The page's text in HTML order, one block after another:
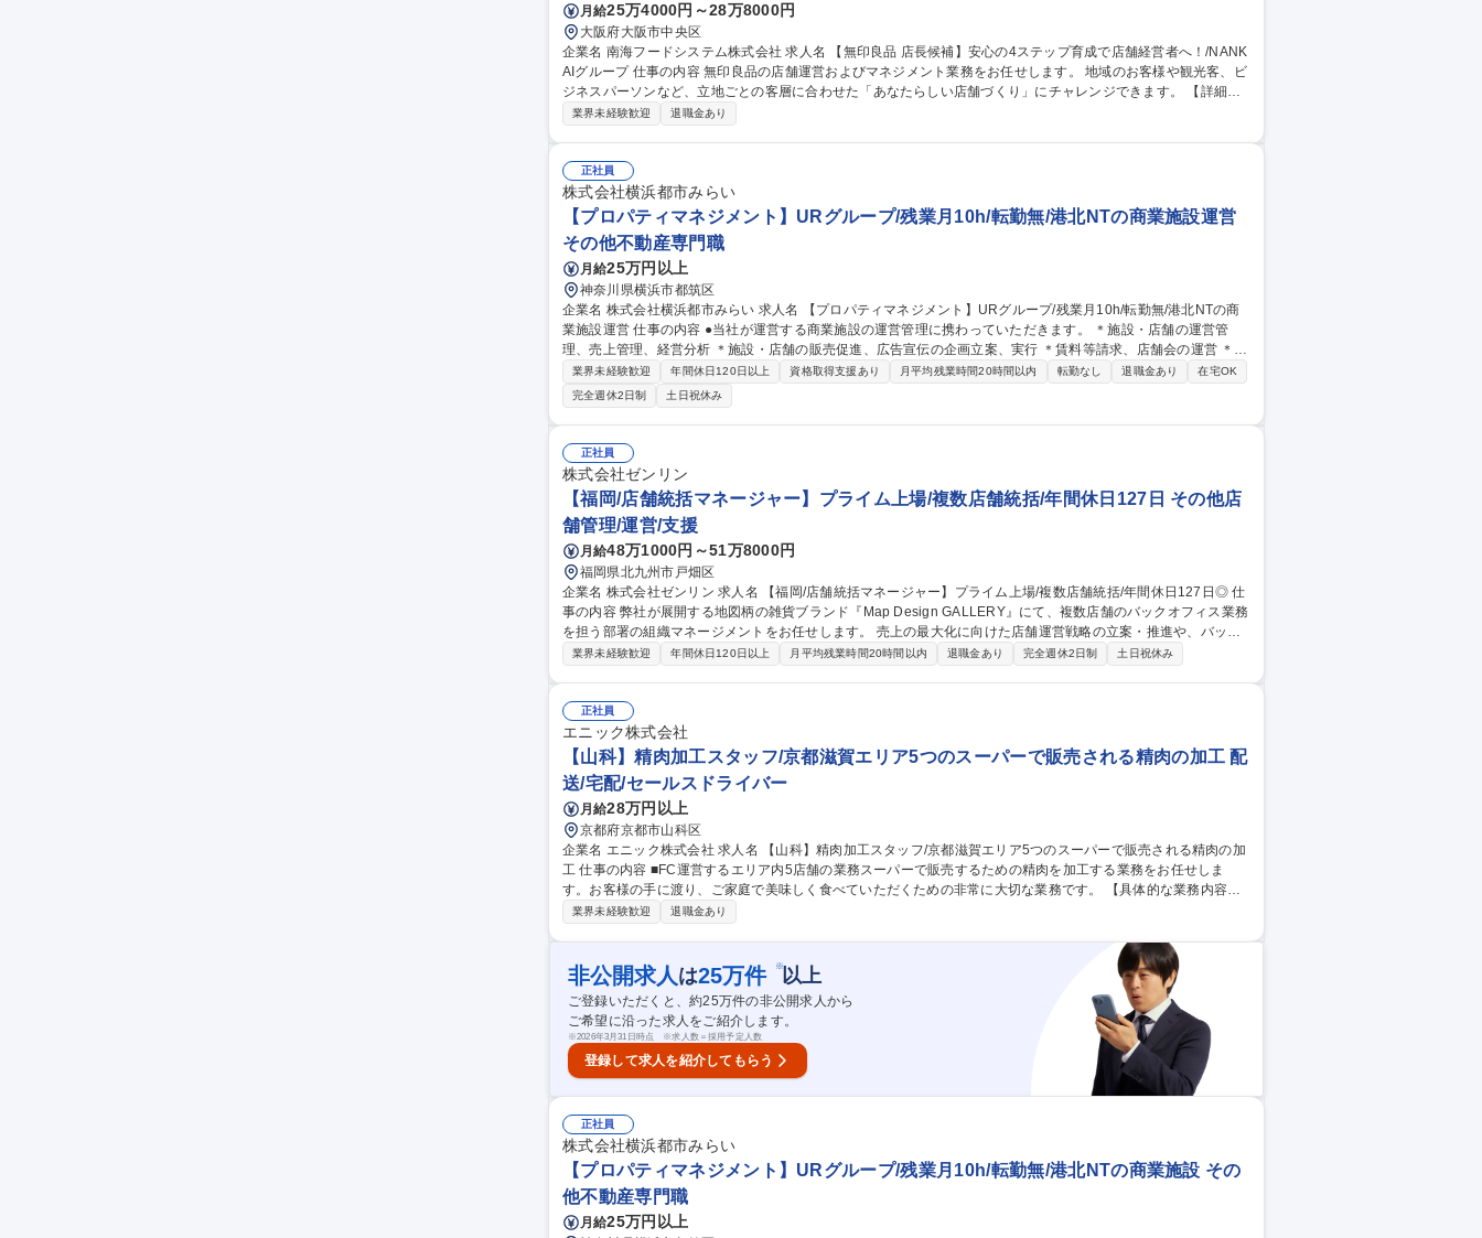
月給25万4000円～28万8000円
大阪府大阪市中央区
企業名 南海フードシステム株式会社 求人名 【無印良品 店長候補】安心の4ステップ育成で店舗経営者へ！/NANK
AIグループ 仕事の内容 無印良品の店舗運営およびマネジメント業務をお任せします。 地域のお客様や観光客、ビ
ジネスパーソンなど、立地ごとの客層に合わせた「あなたらしい店舗づくり」にチャレンジできます。 【詳細】
◇売上管理・予測◇スタッフのシフト管理◇販売促進の為の企画立案・実行・検証◇アルバイトの採用◇新人の
ら主体者として店舗づくりをお願いします。 募集職種 【無印良品 店長候補】安心の4ステップ育成で店舗経営者
へ！/NANKAIグループ
業界未経験歓迎 退職金あり
正社員
株式会社横浜都市みらい
【プロパティマネジメント】URグループ/残業月10h/転勤無/港北NTの商業施設運営
その他不動産専門職
月給25万円以上
神奈川県横浜市都筑区
企業名 株式会社横浜都市みらい 求人名 【プロパティマネジメント】URグループ/残業月10h/転勤無/港北NTの商
業施設運営 仕事の内容 ●当社が運営する商業施設の運営管理に携わっていただきます。 ＊施設・店舗の運営管
理、売上管理、経営分析 ＊施設・店舗の販売促進、広告宣伝の企画立案、実行 ＊賃料等請求、店舗会の運営 ＊店
舗の賃貸借契約管理、交渉、契約締結手続き、出退店調整 ＊施設の事業戦略・事業収支の立案、管理 ＊建物設
備・駐車場の管理（施設管理の専門部署と連携） 募集職種 【プロパティマネジメント】URグループ/残業月10h/
転勤無/港北NTの商業施設運営
業界未経験歓迎 年間休日120日以上 資格取得支援あり 月平均残業時間20時間以内 転勤なし 退職金あり
在宅OK
完全週休2日制
土日祝休み
正社員
株式会社ゼンリン
【福岡/店舗統括マネージャー】プライム上場/複数店舗統括/年間休日127日 その他店
舗管理/運営/支援
月給48万1000円～51万8000円
福岡県北九州市戸畑区
企業名 株式会社ゼンリン 求人名 【福岡/店舗統括マネージャー】プライム上場/複数店舗統括/年間休日127日◎ 仕
事の内容 弊社が展開する地図柄の雑貨ブランド『Map Design GALLERY』にて、複数店舗のバックオフィス業務
を担う部署の組織マネージメントをお任せします。 売上の最大化に向けた店舗運営戦略の立案・推進や、バック
オフィス業務の効率化を通して、店舗と本部の連携強化および業績向上の実現を目指すポジションです。 【具体
業界未経験歓迎 年間休日120日以上 月平均残業時間20時間以内 退職金あり 完全週休2日制 土日祝休み
正社員
エニック株式会社
【山科】精肉加工スタッフ/京都滋賀エリア5つのスーパーで販売される精肉の加工 配
送/宅配/セールスドライバー
月給28万円以上
京都府京都市山科区
企業名 エニック株式会社 求人名 【山科】精肉加工スタッフ/京都滋賀エリア5つのスーパーで販売される精肉の加
工 仕事の内容 ■FC運営するエリア内5店舗の業務スーパーで販売するための精肉を加工する業務をお任せしま
す。お客様の手に渡り、ご家庭で美味しく食べていただくための非常に大切な業務です。 【具体的な業務内容】
■精肉カット(機械作業／手作業の両方) ■検品作業／ラベル貼り ■食品衛生／在庫管理 募集職種 【山科】精肉加工
業界未経験歓迎 退職金あり
非公開求人 は25万件 ※以上
ご登録いただくと、約25万件の非公開求人から
ご希望に沿った求人をご紹介します。
※2026年3月31日時点 ※求人数＝採用予定人数
登録して求人を紹介してもらう
正社員
株式会社横浜都市みらい
【プロパティマネジメント】URグループ/残業月10h/転勤無/港北NTの商業施設 その
他不動産専門職
月給25万円以上